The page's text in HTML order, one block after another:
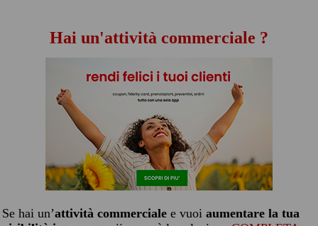
Hai un'attività commerciale ?
Se hai un’attività commerciale e vuoi aumentare la tua